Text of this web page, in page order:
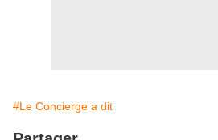
#Le Concierge a dit